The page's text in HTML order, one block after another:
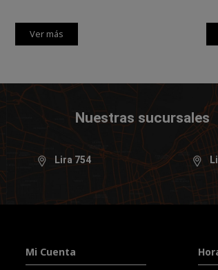
Ver más
Nuestras sucursales
Lira 754
Mi Cuenta